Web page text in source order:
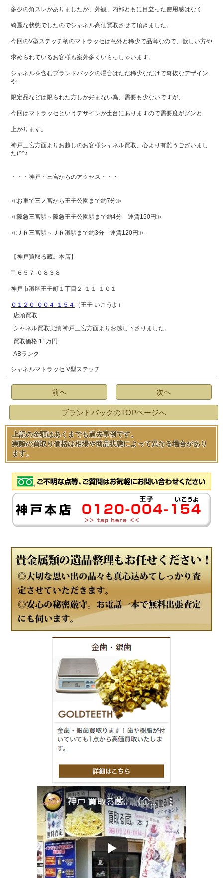
多少の角スレがありましたが、外観、内部ともに目立った使用感はなく
綺麗な状態でしたのでシャネル高価買取させて頂きました。
今回のV型ステッチ柄のマトラッセは意外と稀少で品薄なので、欲しい方や
求められているお客様も案外多くいらっしゃいます。
シャネルを含むブランドバックの場合はただ稀少なだけで奇抜なデザイン
や
限定品などは限られた方しか好まない為、需要も少ないですが、
今回はマトラッセというデザインが土台にありますので需要度がグンと
上がります。
神戸三宮方面よりお越しのお客様シャネル買取、心より有難うございまし
た(^^♪
・・・神戸・三宮からのアクセス・・・
≪お車で三ノ宮から王子公園まで約7分≫
≪阪急三宮駅～阪急王子公園駅まで約4分 運賃150円≫
≪ＪＲ三宮駅～ＪＲ灘駅まで約3分 運賃120円≫
【神戸買取る蔵。本店】
〒６５７-０８３８
神戸市灘区王子町１丁目２-１１-１０１
０１２０-００４-１５４
（王子 いこうよ）
店頭買取
シャネル買取実績|神戸三宮方面よりお越し下さりました。
買取価格|11万円
ABランク
シャネルマトラッセ V型ステッチ
前へ 次へ
ブランドバックのTOPページへ
上記の金額はあくまでも過去事例です。
実際の買取り価格は相場や商品状態によって異なる場合があり
ます。